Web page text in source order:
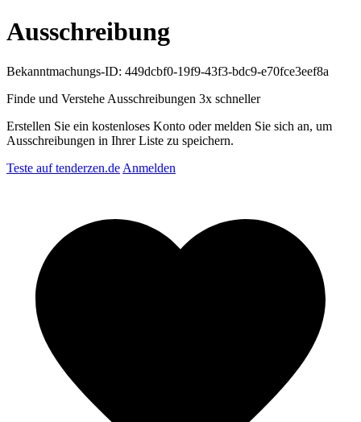
Ausschreibung
Bekanntmachungs-ID: 449dcbf0-19f9-43f3-bdc9-e70fce3eef8a
Finde und Verstehe Ausschreibungen 3x schneller
Erstellen Sie ein kostenloses Konto oder melden Sie sich an, um
Ausschreibungen in Ihrer Liste zu speichern.
Teste auf tenderzen.de Anmelden